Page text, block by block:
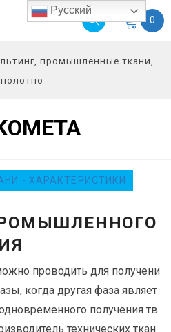
0
промышленные ткани,
- ХАРАКТЕРИСТИКИ
проводить для получени
когда другая фаза являет
получения тв
технических ткан
Русский